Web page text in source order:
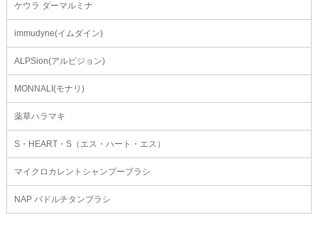
ケウラ ダーマルミナ
immudyne(イムダイン)
ALPSion(アルピジョン)
MONNALI(モナリ)
薬草ハラマキ
S・HEART・S（エス・ハート・エス）
マイクロカレントシャンプーブラシ
NAP パドルチタンブラシ